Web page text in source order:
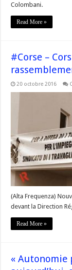
Colombani.
Read More »
#Corse –
20 octobre 2016
(Alta Frequenza)
devant la Direction
Read More »
« Autonomie